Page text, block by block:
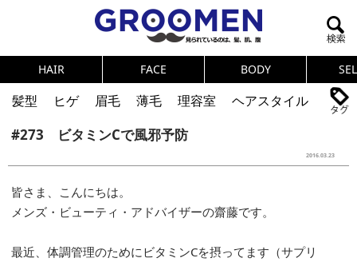
HAIR FACE BODY
髪型 ヒゲ 眉毛 薄毛 理容室
ヘアスタイル
ヘアカタログ
体臭 ニオイ
メンズコスメ
NEWS PICK UP 筋肉
女の本音
テストステロン
海外セレブ 眉毛
メタボ
#273 ビタミンCで風邪予防
2016.03.23
皆さま、こんにちは。
メンズ・ビューティ・アドバイザーの齋藤です。
最近、体調管理のためにビタミンCを摂ってます（サプリ